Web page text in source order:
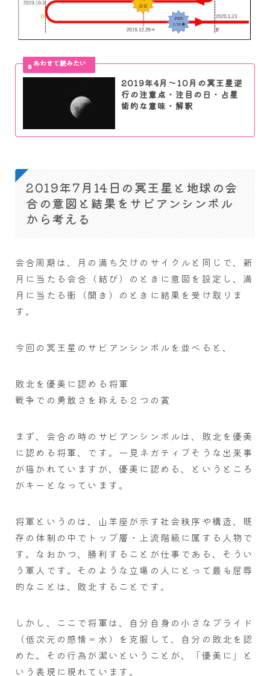
2019年4月～10月の冥王星逆
行の注意点・注目の日・占星
術的な意味・解釈
2019年7月14日の冥王星と地球の会
合の意図と結果をサビアンシンボル
から考える
会合周期は、月の満ち欠けのサイクルと同じで、新
月に当たる会合（結び）のときに意図を設定し、満
月に当たる衝（開き）のときに結果を受け取りま
す。
今回の冥王星のサビアンシンボルを並べると、
敗北を優美に認める将軍
戦争での勇敢さを称える２つの賞
まず、会合の時のサビアンシンボルは、敗北を優美
に認める将軍、です。一見ネガティブそうな出来事
が描かれていますが、優美に認める、というところ
がキーとなっています。
将軍というのは、山羊座が示す社会秩序や構造、既
存の体制の中でトップ層・上流階級に属する人物で
す。なおかつ、勝利することが仕事である、そうい
う軍人です。そのような立場の人にとって最も屈辱
的なことは、敗北することです。
しかし、ここで将軍は、自分自身の小さなプライド
（低次元の感情＝水）を克服して、自分の敗北を認
めた。その行為が潔いということが、「優美に」と
いう表現に現れています。